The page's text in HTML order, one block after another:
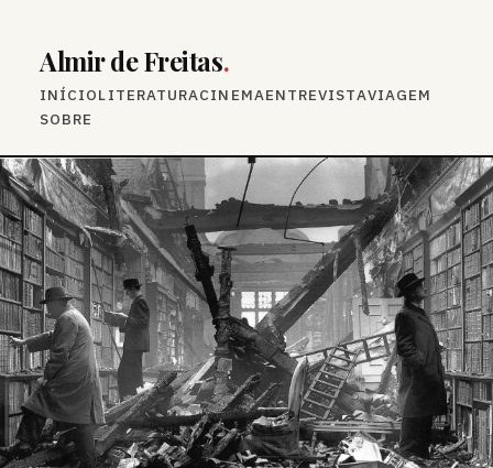
Almir de Freitas.
INÍCIOLITERATURACINEMAENTREVISTAVIAGEM
SOBRE